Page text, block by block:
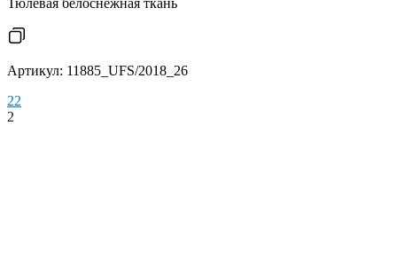
Тюлевая белоснежная ткань
Артикул: 11885_UFS/2018_26
22
2